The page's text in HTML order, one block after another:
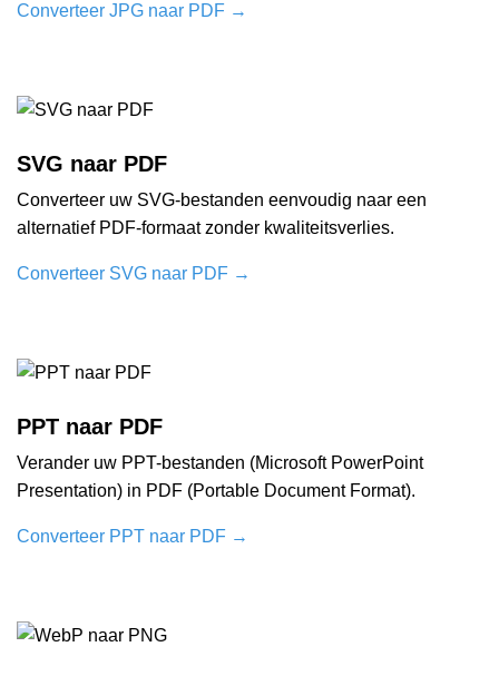
Converteer JPG naar PDF →
SVG naar PDF
Converteer uw SVG-bestanden eenvoudig naar een
alternatief PDF-formaat zonder kwaliteitsverlies.
Converteer SVG naar PDF →
PPT naar PDF
Verander uw PPT-bestanden (Microsoft PowerPoint
Presentation) in PDF (Portable Document Format).
Converteer PPT naar PDF →